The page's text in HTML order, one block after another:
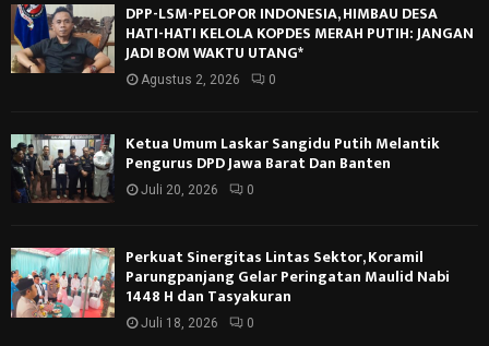
DPP-LSM-PELOPOR INDONESIA, HIMBAU DESA
HATI-HATI KELOLA KOPDES MERAH PUTIH: JANGAN
JADI BOM WAKTU UTANG*
Agustus 2, 2026 0
Ketua Umum Laskar Sangidu Putih Melantik
Pengurus DPD Jawa Barat Dan Banten
Juli 20, 2026 0
Perkuat Sinergitas Lintas Sektor, Koramil
Parungpanjang Gelar Peringatan Maulid Nabi
1448 H dan Tasyakuran
Juli 18, 2026 0